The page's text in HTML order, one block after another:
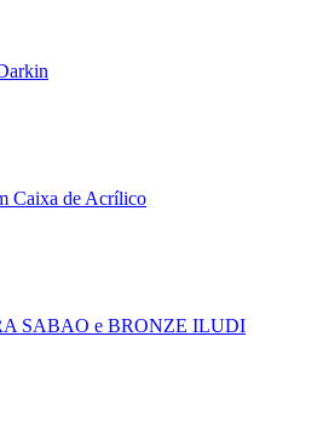
Caixa de Acrílico
SABAO e BRONZE ILUDI